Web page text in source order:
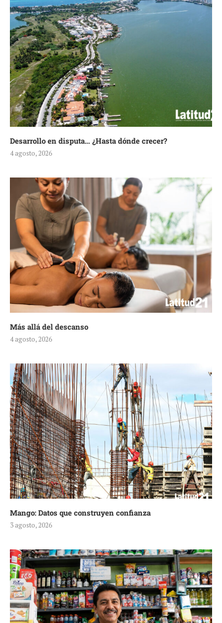
Desarrollo en disputa… ¿Hasta dónde crecer?
4 agosto, 2026
Más allá del descanso
4 agosto, 2026
Mango: Datos que construyen confianza
3 agosto, 2026